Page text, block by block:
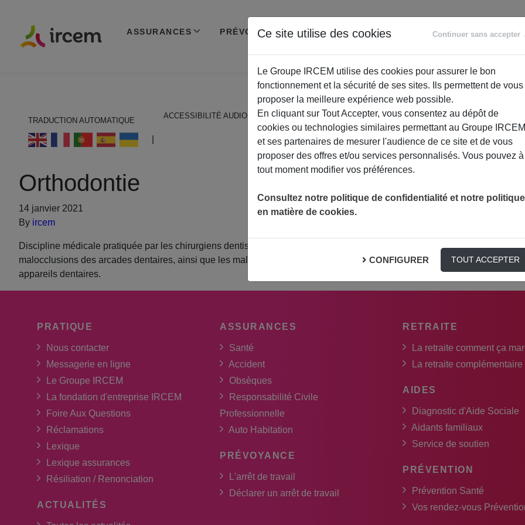
ASSURANCES PRÉVOYANCE RETRAITE
ACCOMPAGNEMENT
TRADUCTION AUTOMATIQUE
ACCESSIBILITÉ AUDIO
Orthodontie
14 janvier 2021
By ircem
Discipline médicale pratiquée par les chirurgiens dentistes ou les médecins stomatologues ou les chirurgiens dentistes.
malocclusions des arcades dentaires, ainsi que les malpositions dentaires (les dents qui se chevauchent, qui sortent
appareils dentaires.
PRATIQUE
Nous contacter
Messagerie en ligne
Le Groupe IRCEM
La fondation d'entreprise IRCEM
Foire Aux Questions
Réclamations
Lexique
Lexique assurances
Résiliation / Renonciation
ACTUALITÉS
ASSURANCES
Santé
Accident
Obsèques
Responsabilité Civile
Professionnelle
Auto Habitation
PRÉVOYANCE
L'arrêt de travail
Déclarer un arrêt de travail
RETRAITE
La retraite comment ça
La retraite complémentaire
AIDES
Diagnostic d'Aide Sociale
Aidants familiaux
Service de soutien
PRÉVENTION
Prévention Santé
Vos rendez-vous
Ce site utilise des cookies Continuer sans accepter
Le Groupe IRCEM utilise des cookies pour assurer le bon
fonctionnement et la sécurité de ses sites. Ils permettent de vous
proposer la meilleure expérience web possible.
En cliquant sur Tout Accepter, vous consentez au dépôt de
cookies ou technologies similaires permettant au Groupe IRCEM
et ses partenaires de mesurer l'audience de ce site et de vous
proposer des offres et/ou services personnalisés. Vous pouvez à
tout moment modifier vos préférences.
Consultez notre politique de confidentialité et notre politique
en matière de cookies.
CONFIGURER TOUT ACCEPTER